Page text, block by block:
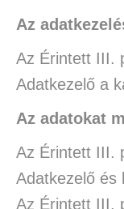
Az
Az Érintett III.
Adatkezelő a
Az adatokat
Az Érintett III.
Adatkezelő és
Az Érintett III.